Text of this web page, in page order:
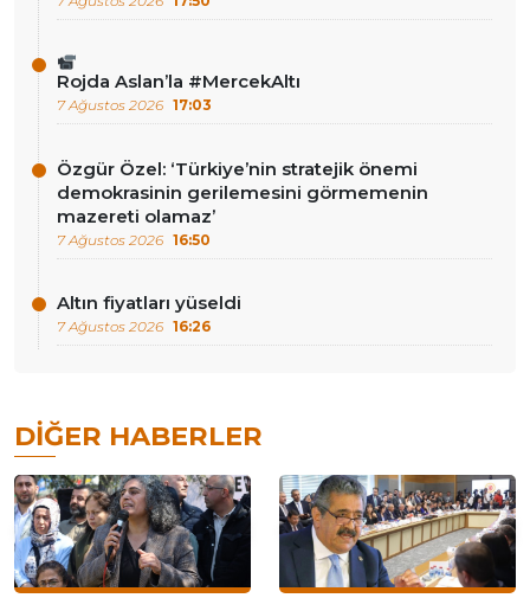
Rojda Aslan’la #MercekAltı
7 Ağustos 2026 17:03
Özgür Özel: ‘Türkiye’nin stratejik önemi
demokrasinin gerilemesini görmemenin
mazereti olamaz’
7 Ağustos 2026 16:50
Altın fiyatları yüseldi
7 Ağustos 2026 16:26
DIĞER HABERLER